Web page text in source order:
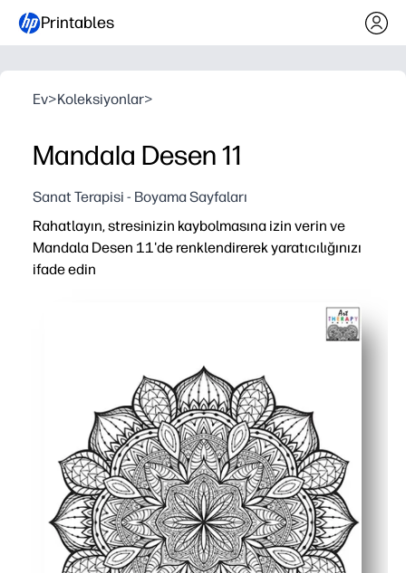
Printables
Ev>Koleksiyonlar>
Mandala Desen 11
Sanat Terapisi - Boyama Sayfaları
Rahatlayın, stresinizin kaybolmasına izin verin ve
Mandala Desen 11'de renklendirerek yaratıcılığınızı
ifade edin
Yazdır ve git - meşgul ebeveynler ve öğretmenler için
Karmaşık mandala tasarımı odaklanmayı ve sakinliği
Her yaş için ince motor kontrolü, renk seçimi ve azim
Sınıflara, danışma köşelerine, okul sonrası veya